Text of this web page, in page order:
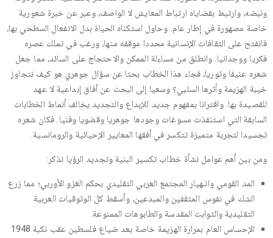
ونبضه، وارتبط بقضاياه ارتباط المعايش لا الواصف، وعبر عن خبرة شعورية
خاصة مصهورة في إطار عام. وحاول استكناه الحياة بدل الانفعال السطحي بها،
فانفتح على الثقافات الإنسانية محددا موقفه منها، ورغب في تملك عصره
فكريا ووجدانيا. وانطلق من مساءلة الممكن والاحتجاج على السائد، مما جعل
شعره عنيفا وثوريا، فجاء هذا الخطاب بحثا عن سؤال جوهري هو كيف نتجاوز
خيبة الهزيمة وأثرها السلبي؟ وسعيا إلى البحث عن آفاق إبداعية لا عهد
للقصيدة بها. واقترانا بمفهوم جديد للإبداع والتجديد يخالف أنماط الخطابات
السابقة التي استنفذت مسوغات وجودها جوهريا وقضويا وفنيا. فكان شعره
تجسيدا لتجربة متميزة تتكسر في أفقها المعايير الإحيائية والرومانسية.
ومن بين أهم عوامل نشأة خطاب تكسير البنية وتجديد الرؤيا نذكر:
المد القومي وانـهيار المجتمع العربي التقليدي بحكم الغزو الأوربي؛ مما زرع
الشك في نفوس المثقفين والمبدعين، وأسقط كل الوثوقيات العربية
التقليدية والثوابت المقدسة والطابوهات الممنوعة.
الإحساس العام بمرارة الهزيمة خاصة بعد ضياع فلسطين عقب نكبة 1948